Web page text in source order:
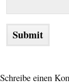
Schreibe einen